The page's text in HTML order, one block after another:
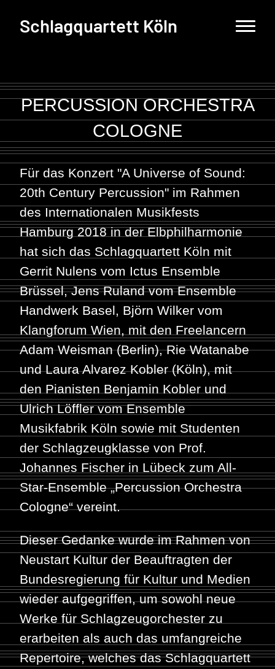
Schlagquartett Köln
PERCUSSION ORCHESTRA
COLOGNE
Für das Konzert "A Universe of Sound:
20th Century Percussion" im Rahmen
des Internationalen Musikfests
Hamburg 2018 in der Elbphilharmonie
hat sich das Schlagquartett Köln mit
Gerrit Nulens vom Ictus Ensemble
Brüssel, Jens Ruland vom Ensemble
Handwerk Basel, Björn Wilker vom
Klangforum Wien, mit den Freelancern
Adam Weisman (Berlin), Rie Watanabe
und Laura Alvarez Kobler (Köln), mit
den Pianisten Benjamin Kobler und
Ulrich Löffler vom Ensemble
Musikfabrik Köln sowie mit Studenten
der Schlagzeugklasse von Prof.
Johannes Fischer in Lübeck zum All-
Star-Ensemble „Percussion Orchestra
Cologne“ vereint.
Dieser Gedanke wurde im Rahmen von
Neustart Kultur der Beauftragten der
Bundesregierung für Kultur und Medien
wieder aufgegriffen, um sowohl neue
Werke für Schlagzeugorchester zu
erarbeiten als auch das umfangreiche
Repertoire, welches das Schlagquartett